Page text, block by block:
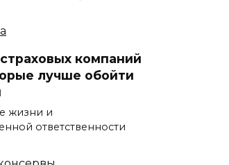
компаний
лучше обойти
жизни и
ответственности